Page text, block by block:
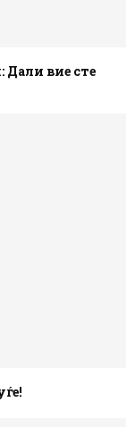
Дали вие сте